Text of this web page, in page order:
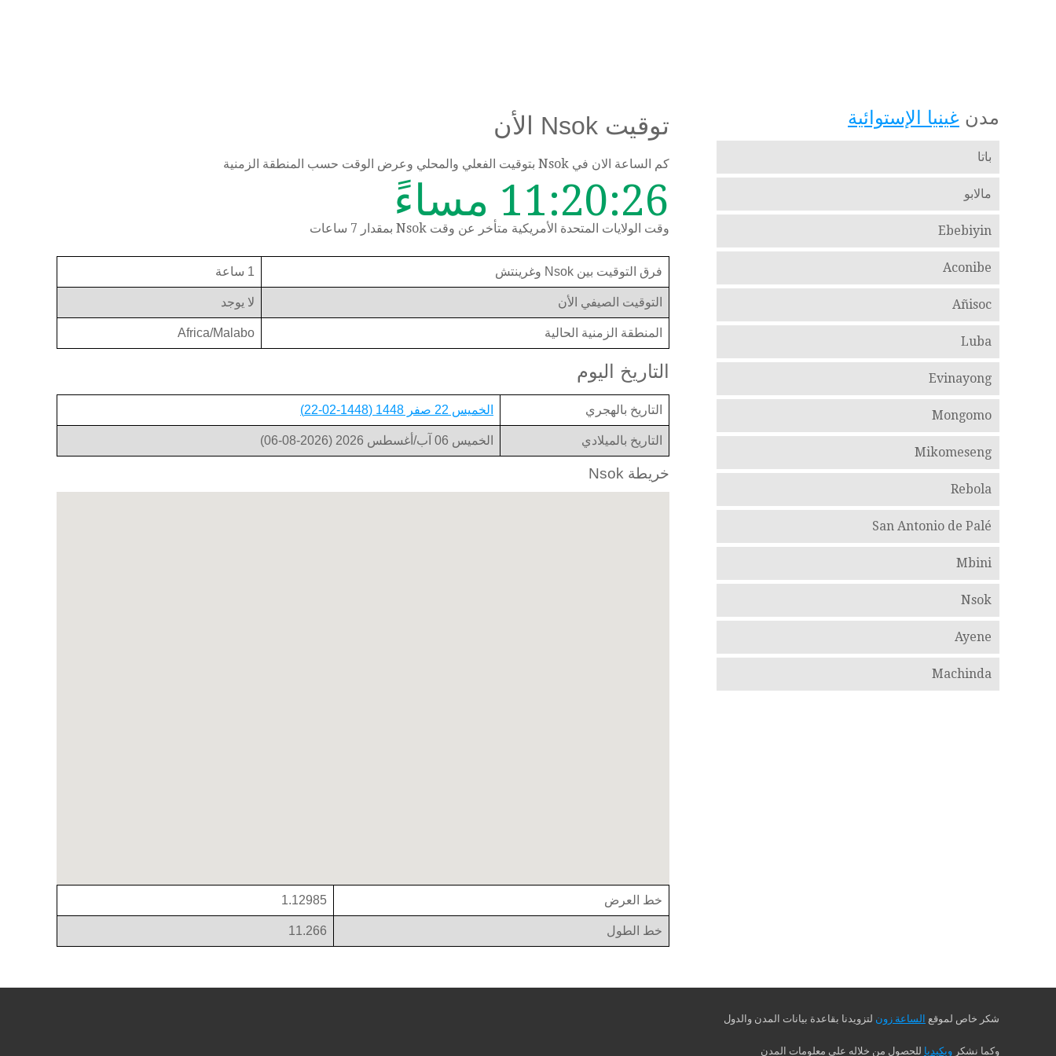
توقيت Nsok الأن
كم الساعة الان في Nsok بتوقيت الفعلي والمحلي وعرض الوقت حسب المنطقة الزمنية
11:20:26 مساءً
وقت الولايات المتحدة الأمريكية متأخر عن وقت Nsok بمقدار 7 ساعات
فرق التوقيت بين Nsok وغرينتش 1 ساعة
التوقيت الصيفي الأن لا يوجد
المنطقة الزمنية الحالية Africa/Malabo
التاريخ اليوم
التاريخ بالهجري الخميس 22 صفر 1448 (1448-02-22)
التاريخ بالميلادي الخميس 06 آب/أغسطس 2026 (2026-08-06)
خريطة Nsok
خط العرض 1.12985
خط الطول 11.266
مدن غينيا الإستوائية
باتا
مالابو
Ebebiyin
Aconibe
Añisoc
Luba
Evinayong
Mongomo
Mikomeseng
Rebola
San Antonio de Palé
Mbini
Nsok
Ayene
Machinda
شكر خاص لموقع الساعة زون لتزويدنا بقاعدة بيانات المدن والدول
وكما نشكر ويكيديا للحصول من خلاله على معلومات المدن